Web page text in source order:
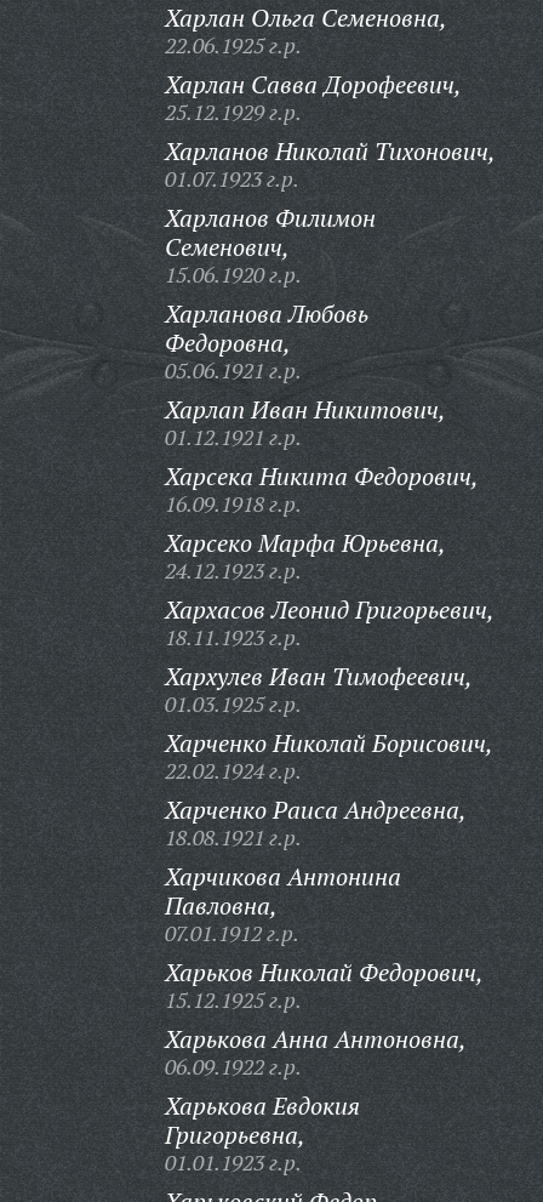
Харлан Ольга Семеновна,
22.06.1925 г.р.
Харлан Савва Дорофеевич,
25.12.1929 г.р.
Харланов Николай Тихонович,
01.07.1923 г.р.
Харланов Филимон
Семенович,
15.06.1920 г.р.
Харланова Любовь
Федоровна,
05.06.1921 г.р.
Харлап Иван Никитович,
01.12.1921 г.р.
Харсека Никита Федорович,
16.09.1918 г.р.
Харсеко Марфа Юрьевна,
24.12.1923 г.р.
Хархасов Леонид Григорьевич,
18.11.1923 г.р.
Хархулев Иван Тимофеевич,
01.03.1925 г.р.
Харченко Николай Борисович,
22.02.1924 г.р.
Харченко Раиса Андреевна,
18.08.1921 г.р.
Харчикова Антонина
Павловна,
07.01.1912 г.р.
Харьков Николай Федорович,
15.12.1925 г.р.
Харькова Анна Антоновна,
06.09.1922 г.р.
Харькова Евдокия
Григорьевна,
01.01.1923 г.р.